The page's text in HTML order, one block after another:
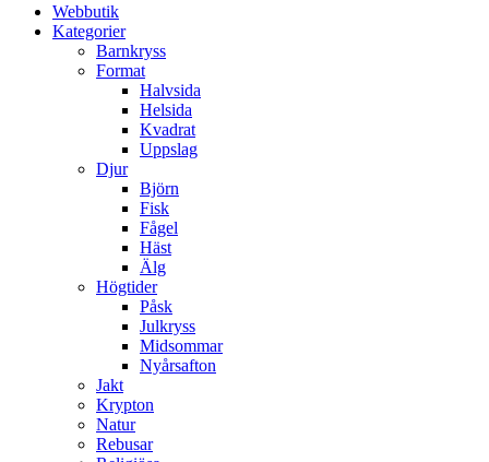
Webbutik
Kategorier
Barnkryss
Format
Halvsida
Helsida
Kvadrat
Uppslag
Djur
Björn
Fisk
Fågel
Häst
Älg
Högtider
Påsk
Julkryss
Midsommar
Nyårsafton
Jakt
Krypton
Natur
Rebusar